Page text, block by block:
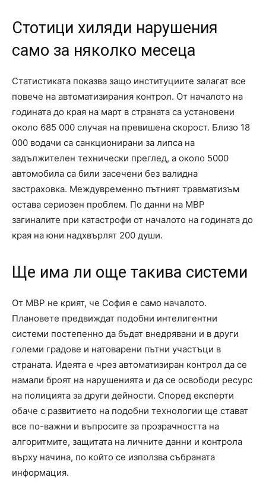
Стотици хиляди нарушения
само за няколко месеца
Статистиката показва защо институциите залагат все
повече на автоматизирания контрол. От началото на
годината до края на март в страната са установени
около 685 000 случая на превишена скорост. Близо 18
000 водачи са санкционирани за липса на
задължителен технически преглед, а около 5000
автомобила са били засечени без валидна
застраховка. Междувременно пътният травматизъм
остава сериозен проблем. По данни на МВР
загиналите при катастрофи от началото на годината до
края на юни надхвърлят 200 души.
Ще има ли още такива системи
От МВР не крият, че София е само началото.
Плановете предвиждат подобни интелигентни
системи постепенно да бъдат внедрявани и в други
големи градове и натоварени пътни участъци в
страната. Идеята е чрез автоматизиран контрол да се
намали броят на нарушенията и да се освободи ресурс
на полицията за други дейности. Според експерти
обаче с развитието на подобни технологии ще стават
все по-важни и въпросите за прозрачността на
алгоритмите, защитата на личните данни и контрола
върху начина, по който се използва събраната
информация.